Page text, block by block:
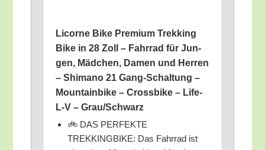
Licor­ne Bike Pre­mi­um Trek­king
Bike in 28 Zoll – Fahr­rad für Jun­
gen, Mäd­chen, Damen und Her­ren
– Shi­ma­no 21 Gang-Schal­tung –
Moun­tain­bike – Cross­bike – Life-
L‑V – Grau/​Schwarz
🚲 DAS PERFEKTE
TREKKINGBIKE: Das Fahr­rad ist